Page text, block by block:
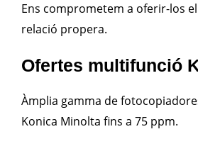
Ens comprometem a oferir-los
relació propera.
Ofertes multifunció
Àmplia gamma de
Konica Minolta fins a 75 ppm.